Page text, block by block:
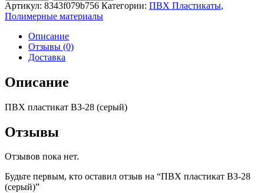
Артикул: 8343f079b756 Категории: ПВХ Пластикаты,
Полимерные материалы
Описание
Отзывы (0)
Доставка
Описание
ПВХ пластикат ВЗ-28 (серый)
Отзывы
Отзывов пока нет.
Будьте первым, кто оставил отзыв на “ПВХ пластикат ВЗ-28
(серый)”